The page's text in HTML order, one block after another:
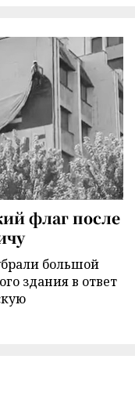
флаг после
большой
здания в ответ